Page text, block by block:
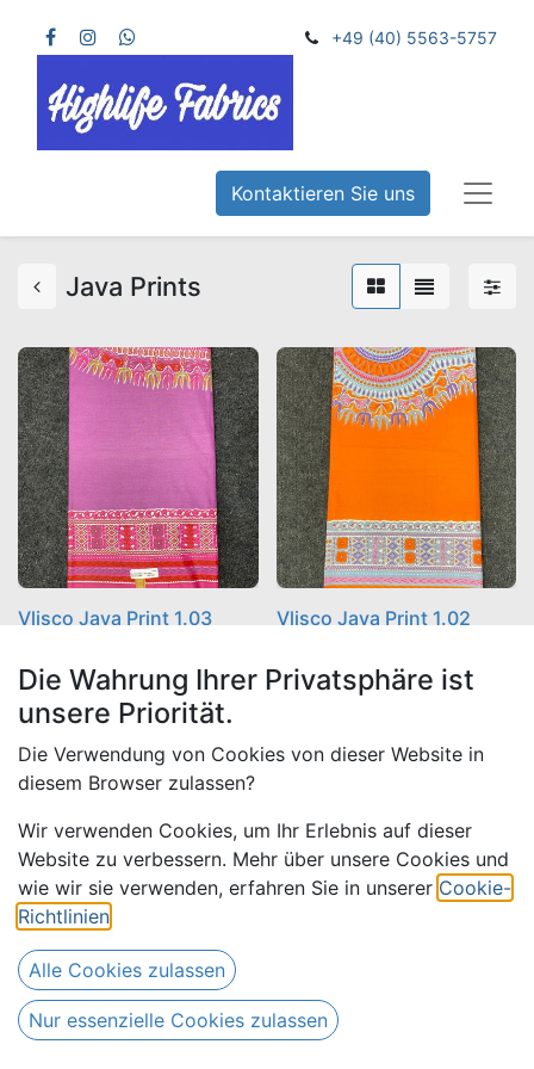
+49 (40) 5563-5757
Kontaktieren Sie uns
Java Prints
Vlisco Java Print 1.03
Waxprint aus 100% Baumwolle
50,40€ Meter )
Vlisco Java Print 1.02
rosa, rot, weiß
Waxprint aus 100% Baumwolle
50,40€Meter)
Nützliche Links
Home
Die Wahrung Ihrer Privatsphäre ist
unsere Priorität.
Die Verwendung von Cookies von dieser Website in
diesem Browser zulassen?
Wir verwenden Cookies, um Ihr Erlebnis auf dieser
Website zu verbessern. Mehr über unsere Cookies und
wie wir sie verwenden, erfahren Sie in unserer Cookie-
Richtlinien
Alle Cookies zulassen
Nur essenzielle Cookies zulassen